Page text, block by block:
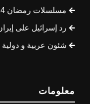
مسلسلات رمضان 2024
رد إسرائيل على
شئون عربية و دولية
معلومات